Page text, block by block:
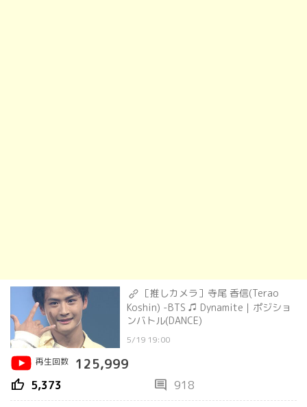
［推しカメラ］寺尾 香信(Terao
Koshin) -BTS ♫ Dynamite｜ポジショ
ンバトル(DANCE)
5/19 19:00
再生回数
125,999
thumb_up 5,373 comment 918